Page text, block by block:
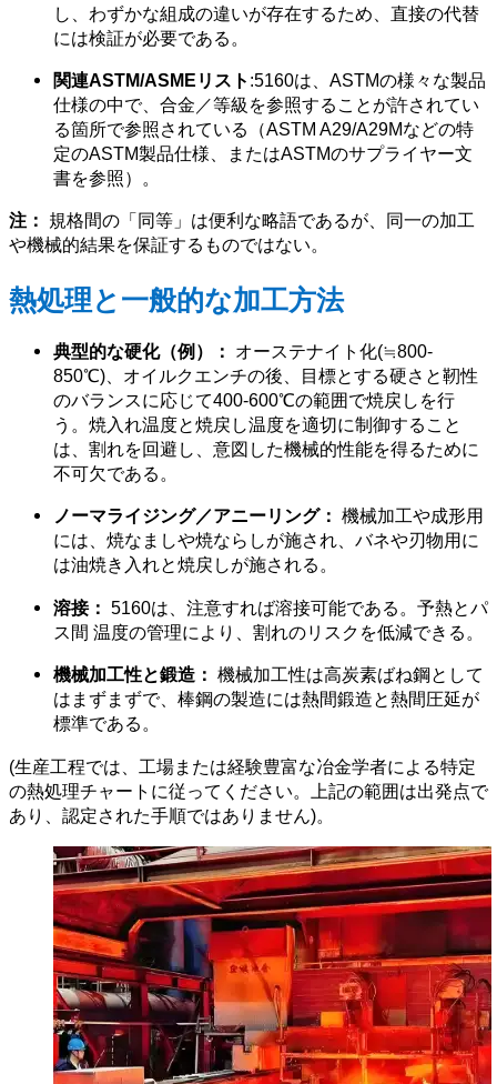
し、わずかな組成の違いが存在するため、直接の代替
には検証が必要である。
関連ASTM/ASMEリスト :5160は、ASTMの様々な製品
仕様の中で、合金／等級を参照することが許されてい
る箇所で参照されている（ASTM A29/A29Mなどの特
定のASTM製品仕様、またはASTMのサプライヤー文
書を参照）。
注：
規格間の「同等」は便利な略語であるが、同一の加工
や機械的結果を保証するものではない。
熱処理と一般的な加工方法
典型的な硬化（例）：
オーステナイト化(≒800-
850℃)、オイルクエンチの後、目標とする硬さと靭性
のバランスに応じて400-600℃の範囲で焼戻しを行
う。焼入れ温度と焼戻し温度を適切に制御すること
は、割れを回避し、意図した機械的性能を得るために
不可欠である。
ノーマライジング／アニーリング： 機械加工や成形用
には、焼なましや焼ならしが施され、バネや刃物用に
は油焼き入れと焼戻しが施される。
溶接： 5160は、注意すれば溶接可能である。予熱とパ
ス間 温度の管理により、割れのリスクを低減できる。
機械加工性と鍛造： 機械加工性は高炭素ばね鋼として
はまずまずで、棒鋼の製造には熱間鍛造と熱間圧延が
標準である。
(生産工程では、工場または経験豊富な冶金学者による特定
の熱処理チャートに従ってください。上記の範囲は出発点で
あり、認定された手順ではありません)。